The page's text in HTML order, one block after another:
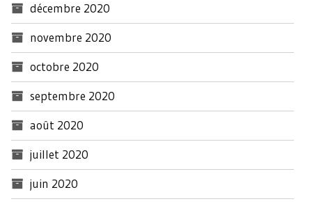
décembre 2020
novembre 2020
octobre 2020
septembre 2020
août 2020
juillet 2020
juin 2020